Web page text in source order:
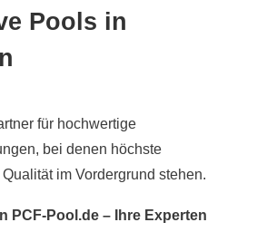
Pools in
für hochwertige
bei denen höchste
im Vordergrund stehen.
PCF-Pool.de – Ihre Experten